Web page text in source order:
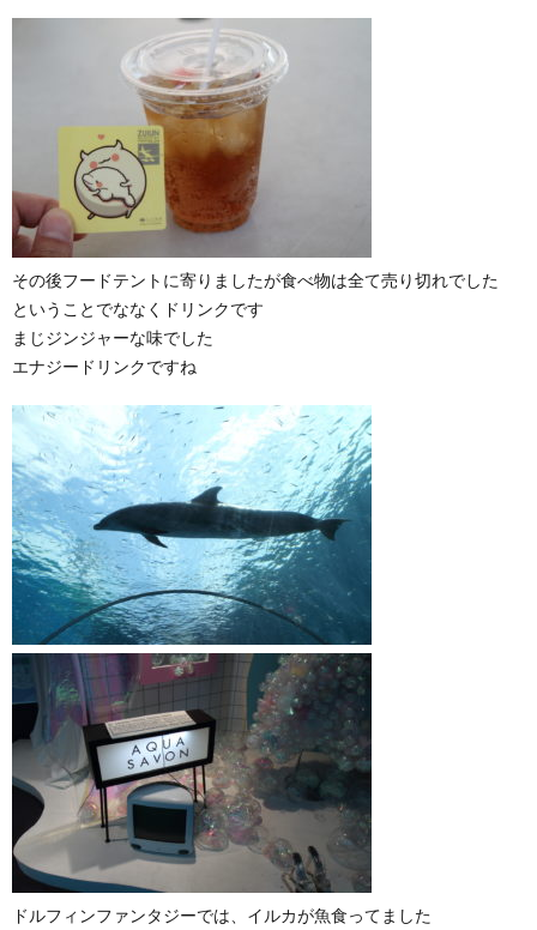
その後フードテントに寄りましたが食べ物は全て売り切れでした
ということでななくドリンクです
まじジンジャーな味でした
エナジードリンクですね
ドルフィンファンタジーでは、イルカが魚食ってました